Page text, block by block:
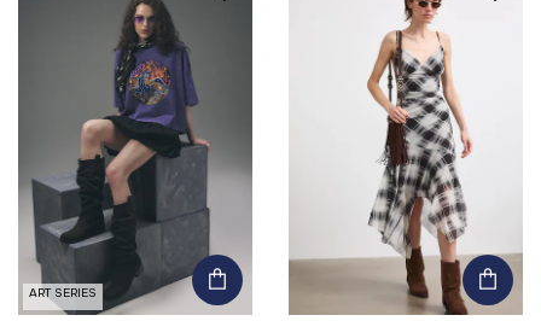
ART SERIES